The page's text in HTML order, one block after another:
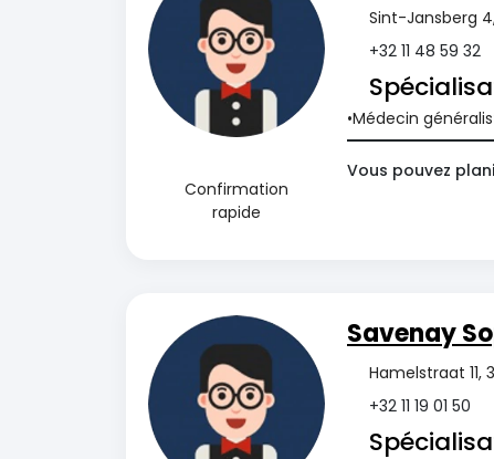
Confirmation
rapide
Sint-Jansberg
+32 11 48 59 32
Médecin
Vous pouvez
Savenay
Hamelstraat 11,
+32 11 19 01 50